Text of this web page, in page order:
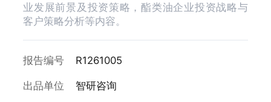
业发展前景及投资策略，酯类油企业投资战略与
客户策略分析等内容。
报告编号 R1261005
出品单位 智研咨询